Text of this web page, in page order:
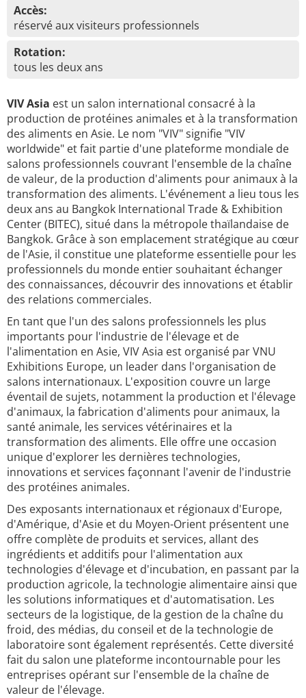
Accès:
réservé aux visiteurs professionnels
Rotation:
tous les deux ans
VIV Asia est un salon international consacré à la
production de protéines animales et à la transformation
des aliments en Asie. Le nom "VIV" signifie "VIV
worldwide" et fait partie d'une plateforme mondiale de
salons professionnels couvrant l'ensemble de la chaîne
de valeur, de la production d'aliments pour animaux à la
transformation des aliments. L'événement a lieu tous les
deux ans au Bangkok International Trade & Exhibition
Center (BITEC), situé dans la métropole thaïlandaise de
Bangkok. Grâce à son emplacement stratégique au cœur
de l'Asie, il constitue une plateforme essentielle pour les
professionnels du monde entier souhaitant échanger
des connaissances, découvrir des innovations et établir
des relations commerciales.
En tant que l'un des salons professionnels les plus
importants pour l'industrie de l'élevage et de
l'alimentation en Asie, VIV Asia est organisé par VNU
Exhibitions Europe, un leader dans l'organisation de
salons internationaux. L'exposition couvre un large
éventail de sujets, notamment la production et l'élevage
d'animaux, la fabrication d'aliments pour animaux, la
santé animale, les services vétérinaires et la
transformation des aliments. Elle offre une occasion
unique d'explorer les dernières technologies,
innovations et services façonnant l'avenir de l'industrie
des protéines animales.
Des exposants internationaux et régionaux d'Europe,
d'Amérique, d'Asie et du Moyen-Orient présentent une
offre complète de produits et services, allant des
ingrédients et additifs pour l'alimentation aux
technologies d'élevage et d'incubation, en passant par la
production agricole, la technologie alimentaire ainsi que
les solutions informatiques et d'automatisation. Les
secteurs de la logistique, de la gestion de la chaîne du
froid, des médias, du conseil et de la technologie de
laboratoire sont également représentés. Cette diversité
fait du salon une plateforme incontournable pour les
entreprises opérant sur l'ensemble de la chaîne de
valeur de l'élevage.